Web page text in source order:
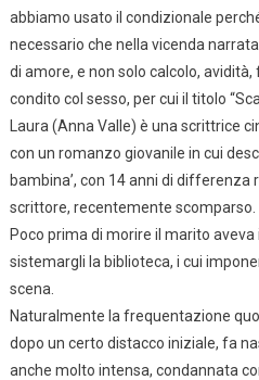
abbiamo usato il condizionale
necessario che nella vicenda
di amore, e non solo calcolo,
condito col sesso, per cui il titolo
Laura (Anna Valle) è una scrittrice
con un romanzo giovanile in cui
bambina’, con 14 anni di
scrittore, recentemente scomparso.
Poco prima di morire il marito
sistemargli la biblioteca, i cui
scena.
Naturalmente la frequentazione
dopo un certo distacco iniziale, fa
anche molto intensa, condannata